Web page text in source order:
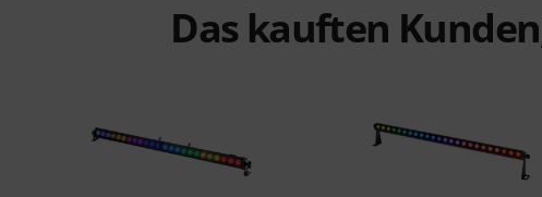
Das kauften